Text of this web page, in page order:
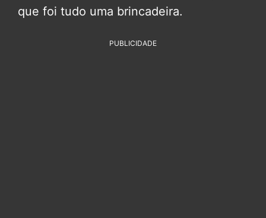
que foi tudo uma brincadeira.
PUBLICIDADE